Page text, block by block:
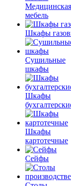
Медицинская
мебель
Шкафы
Сушильные
шкафы
Шкафы
Шкафы
картотечные
Сейфы